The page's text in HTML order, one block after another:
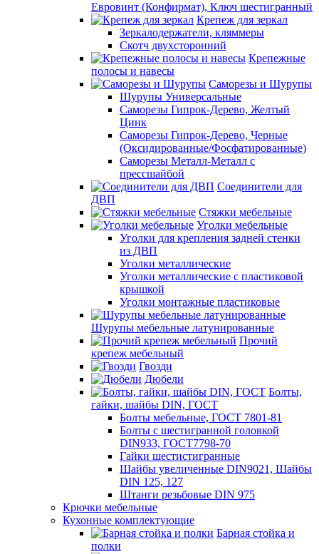
Евровинт (Конфирмат), Ключ шестигранный
Крепеж для зеркал
Зеркалодержатели, кляммеры
Скотч двухсторонний
Крепежные
полосы и навесы
Саморезы и Шурупы
Шурупы Универсальные
Саморезы Гипрок-Дерево, Желтый
Цинк
Саморезы Гипрок-Дерево, Черные
(Оксидированные/Фосфатированные)
Саморезы Металл-Металл с
прессшайбой
Соединители для
ДВП
Стяжки мебельные
Уголки мебельные
Уголки для крепления задней стенки
из ДВП
Уголки металлические
Уголки металлические с пластиковой
крышкой
Уголки монтажные пластиковые
Шурупы мебельные латунированные
Прочий
крепеж мебельный
Гвозди
Дюбели
Болты,
гайки, шайбы DIN, ГОСТ
Болты мебельные, ГОСТ 7801-81
Болты с шестигранной головкой
DIN933, ГОСТ7798-70
Гайки шестистигранные
Шайбы увеличенные DIN9021, Шайбы
DIN 125, 127
Штанги резьбовые DIN 975
Крючки мебельные
Кухонные комплектующие
Барная стойка и
полки